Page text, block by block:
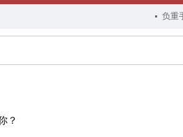
？